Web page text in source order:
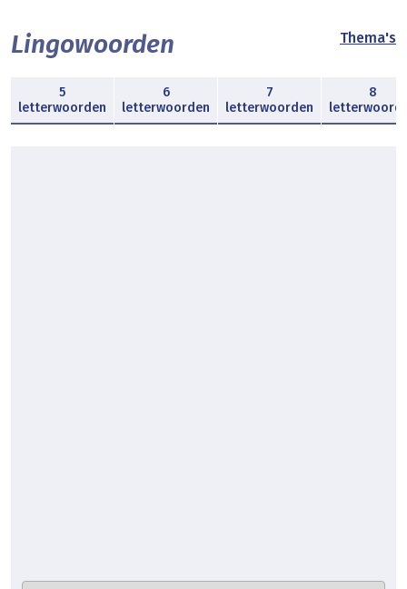
Lingowoorden Thema's
5
letterwoorden
6
letterwoorden
7
letterwoorden
8